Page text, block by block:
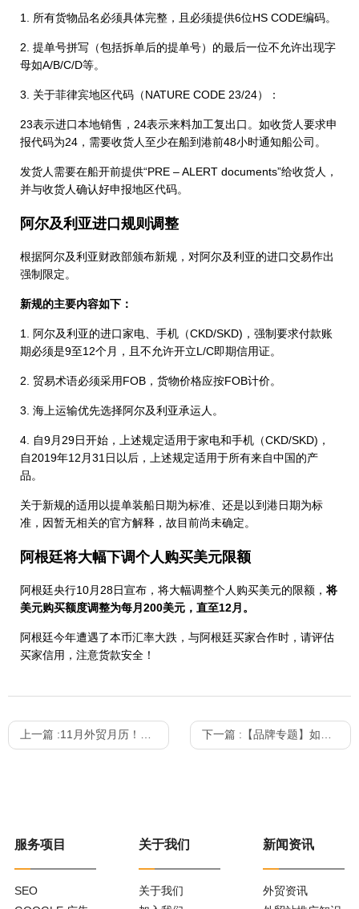
1. 所有货物品名必须具体完整，且必须提供6位HS CODE编码。
2. 提单号拼写（包括拆单后的提单号）的最后一位不允许出现字
母如A/B/C/D等。
3. 关于菲律宾地区代码（NATURE CODE 23/24）：
23表示进口本地销售，24表示来料加工复出口。如收货人要求申
报代码为24，需要收货人至少在船到港前48小时通知船公司。
发货人需要在船开前提供“PRE – ALERT documents”给收货人，
并与收货人确认好申报地区代码。
阿尔及利亚进口规则调整
根据阿尔及利亚财政部颁布新规，对阿尔及利亚的进口交易作出
强制限定。
新规的主要内容如下：
1. 阿尔及利亚的进口家电、手机（CKD/SKD)，强制要求付款账
期必须是9至12个月，且不允许开立L/C即期信用证。
2. 贸易术语必须采用FOB，货物价格应按FOB计价。
3. 海上运输优先选择阿尔及利亚承运人。
4. 自9月29日开始，上述规定适用于家电和手机（CKD/SKD)，
自2019年12月31日以后，上述规定适用于所有来自中国的产
品。
关于新规的适用以提单装船日期为标准、还是以到港日期为标
准，因暂无相关的官方解释，故目前尚未确定。
阿根廷将大幅下调个人购买美元限额
阿根廷央行10月28日宣布，将大幅调整个人购买美元的限额，将
美元购买额度调整为每月200美元，直至12月。
阿根廷今年遭遇了本币汇率大跌，与阿根廷买家合作时，请评估
买家信用，注意货款安全！
上一篇 :11月外贸月历！全球买家假期节日一览 下一篇 : 【品牌专题】如何打造您的海外品牌推广
服务项目
SEO
关于我们
关于我们
新闻资讯
外贸资讯